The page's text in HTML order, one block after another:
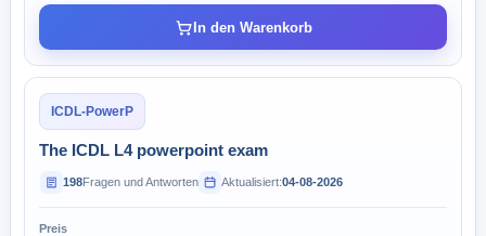
In den Warenkorb
ICDL-PowerP
The ICDL L4 powerpoint exam
198Fragen und Antworten Aktualisiert:04-08-2026
Preis